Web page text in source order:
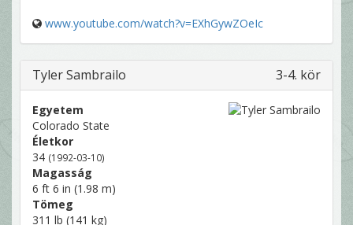
www.youtube.com/watch?v=EXhGywZOeIc
Tyler Sambrailo 3-4. kör
Egyetem
Colorado State
Életkor
34 (1992-03-10)
Magasság
6 ft 6 in (1.98 m)
Tömeg
311 lb (141 kg)